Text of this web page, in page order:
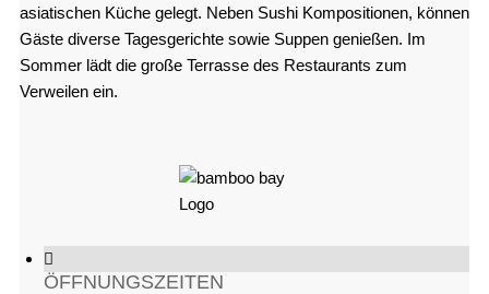
asiatischen Küche gelegt. Neben Sushi Kompositionen, können
Gäste diverse Tagesgerichte sowie Suppen genießen. Im
Sommer lädt die große Terrasse des Restaurants zum
Verweilen ein.
ÖFFNUNGSZEITEN